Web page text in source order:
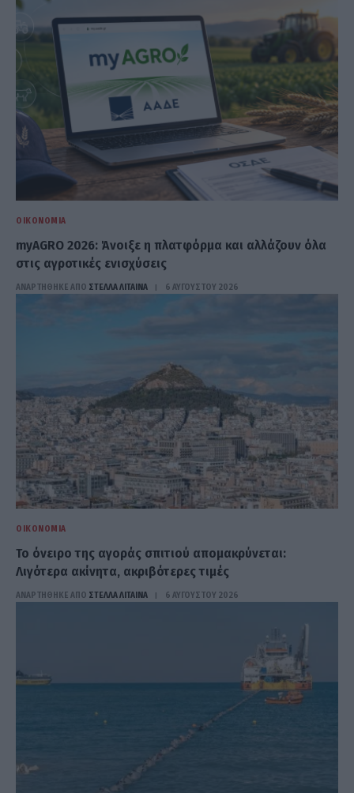
ΟΙΚΟΝΟΜΊΑ
myAGRO 2026: Άνοιξε η πλατφόρμα και αλλάζουν όλα
στις αγροτικές ενισχύσεις
ΑΝΑΡΤΗΘΗΚΕ ΑΠΟ ΣΤΈΛΛΑ ΛΊΤΑΙΝΑ 6 ΑΥΓΟΎΣΤΟΥ 2026
ΟΙΚΟΝΟΜΊΑ
Το όνειρο της αγοράς σπιτιού απομακρύνεται:
Λιγότερα ακίνητα, ακριβότερες τιμές
ΑΝΑΡΤΗΘΗΚΕ ΑΠΟ ΣΤΈΛΛΑ ΛΊΤΑΙΝΑ 6 ΑΥΓΟΎΣΤΟΥ 2026